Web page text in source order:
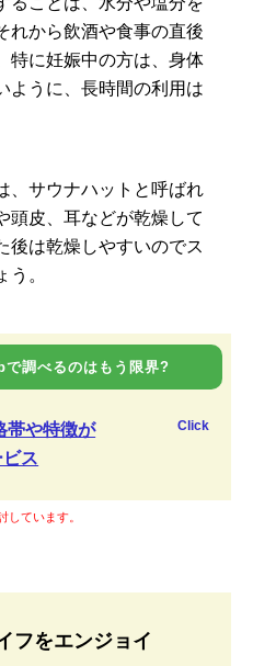
れから飲酒や食事の直後
特に妊娠中の方は、身体
ように、長時間の利用は
、サウナハットと呼ばれ
頭皮、耳などが乾燥して
後は乾燥しやすいのでス
。
調べるのはもう限界?
帯や特徴が
ス
Click
ています。
フをエンジョイ